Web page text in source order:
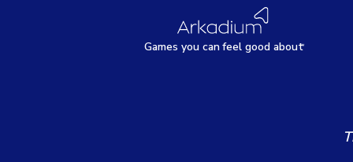
Games you canfeel good about